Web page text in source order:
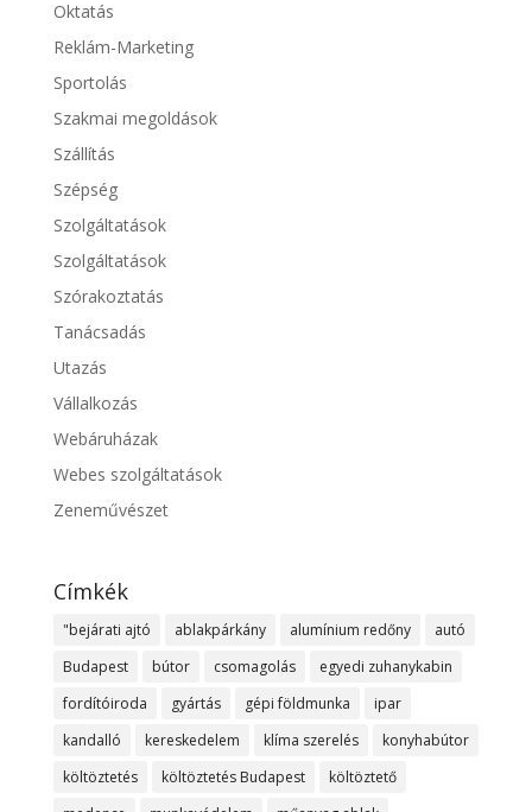
Oktatás
Reklám-Marketing
Sportolás
Szakmai megoldások
Szállítás
Szépség
Szolgáltatások
Szolgáltatások
Szórakoztatás
Tanácsadás
Utazás
Vállalkozás
Webáruházak
Webes szolgáltatások
Zeneművészet
Címkék
"bejárati ajtó ablakpárkány alumínium redőny
autó
Budapest
bútor csomagolás
egyedi zuhanykabin
fordítóiroda
gyártás gépi földmunka
ipar
kandalló
kereskedelem klíma szerelés
konyhabútor
költöztetés
költöztetés Budapest
költöztető